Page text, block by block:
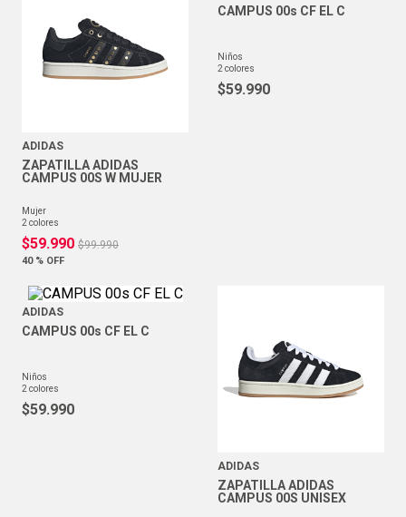
ADIDAS
ZAPATILLA ADIDAS
CAMPUS 00S W MUJER
mujer
2 colores
$59.990 $99.990
40 % OFF
CAMPUS 00s CF EL C
niños
2 colores
$59.990
ADIDAS
CAMPUS 00s CF EL C
niños
2 colores
$59.990
ADIDAS
ZAPATILLA ADIDAS
CAMPUS 00S UNISEX